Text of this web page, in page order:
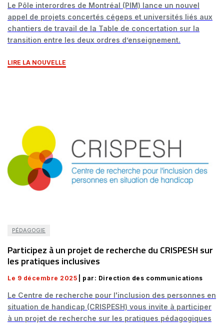
Le Pôle interordres de Montréal (PIM) lance un nouvel
appel de projets concertés cégeps et universités liés aux
chantiers de travail de la Table de concertation sur la
transition entre les deux ordres d’enseignement.
LIRE LA NOUVELLE
PÉDAGOGIE
Participez à un projet de recherche du CRISPESH sur
les pratiques inclusives
Le 9 décembre 2025 | par: Direction des communications
Le Centre de recherche pour l'inclusion des personnes en
situation de handicap (CRISPESH) vous invite à participer
à un projet de recherche sur les pratiques pédagogiques